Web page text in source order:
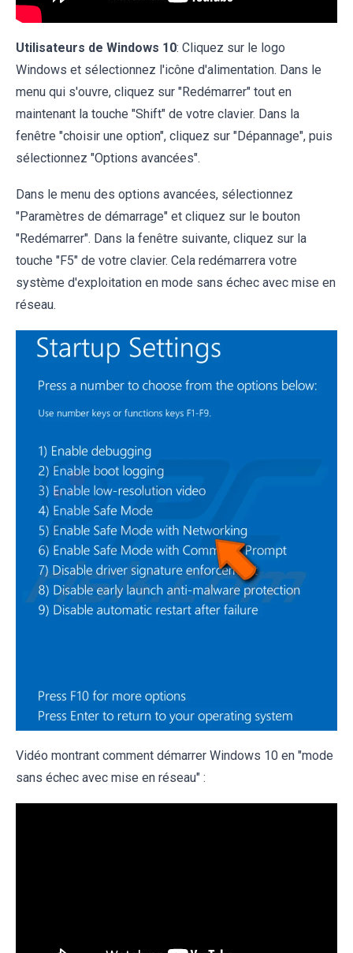
Utilisateurs de Windows 10: Cliquez sur le logo
Windows et sélectionnez l'icône d'alimentation. Dans le
menu qui s'ouvre, cliquez sur "Redémarrer" tout en
maintenant la touche "Shift" de votre clavier. Dans la
fenêtre "choisir une option", cliquez sur "Dépannage", puis
sélectionnez "Options avancées".
Dans le menu des options avancées, sélectionnez
"Paramètres de démarrage" et cliquez sur le bouton
"Redémarrer". Dans la fenêtre suivante, cliquez sur la
touche "F5" de votre clavier. Cela redémarrera votre
système d'exploitation en mode sans échec avec mise en
réseau.
Vidéo montrant comment démarrer Windows 10 en "mode
sans échec avec mise en réseau" :